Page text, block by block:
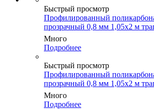
Быстрый просмотр
Профилированный
прозрачный 0,8 мм 1,05х2 м
Много
Подробнее
Быстрый просмотр
Профилированный
прозрачный 0,8 мм 1,05х2 м
Много
Подробнее